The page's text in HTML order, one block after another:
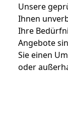
Unsere
Ihnen
Ihre
Angebote
Sie einen
oder